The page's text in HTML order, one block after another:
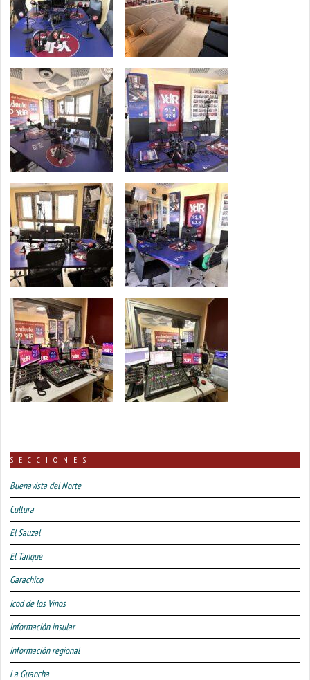
SECCIONES
Buenavista del Norte
Cultura
El Sauzal
El Tanque
Garachico
Icod de los Vinos
Información insular
Información regional
La Guancha